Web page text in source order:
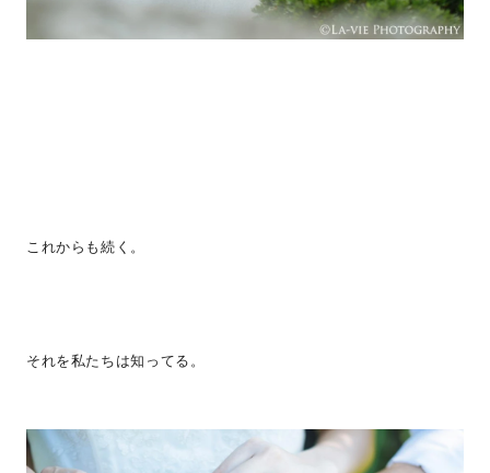
これからも続く。
それを私たちは知ってる。